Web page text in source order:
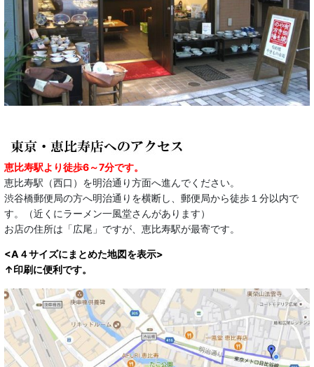
恵比寿駅より徒歩6～7分です。
恵比寿駅（西口）を明治通り方面へ進んでください。
渋谷橋郵便局の方へ明治通りを横断し、郵便局から徒歩１分以内で
す。（近くにラーメン一風堂さんがあります）
お店の住所は「広尾」ですが、恵比寿駅が最寄です。
<A４サイズにまとめた地図を表示>
↑印刷に便利です。